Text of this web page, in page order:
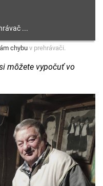
chybuv prehrávači.
môžete vypočuť vo